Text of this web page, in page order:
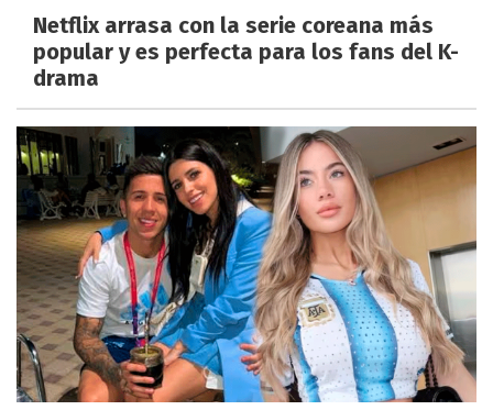
Netflix arrasa con la serie coreana más
popular y es perfecta para los fans del K-
drama